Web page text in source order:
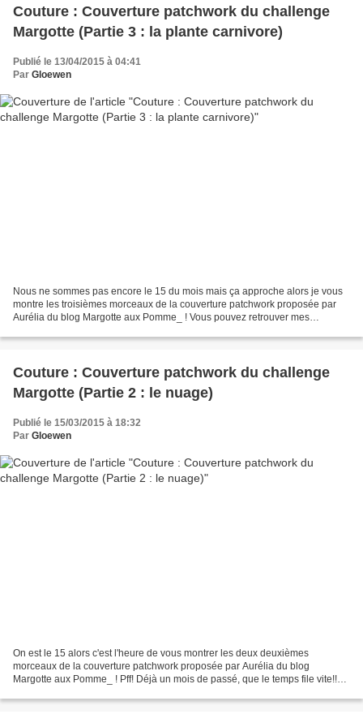
Couture : Couverture patchwork du challenge
Margotte (Partie 3 : la plante carnivore)
Publié le 13/04/2015 à 04:41
Par Gloewen
Nous ne sommes pas encore le 15 du mois mais ça approche alors je vous
montre les troisièmes morceaux de la couverture patchwork proposée par
Aurélia du blog Margotte aux Pomme_ ! Vous pouvez retrouver mes
Couture : Couverture patchwork du challenge
Margotte (Partie 2 : le nuage)
Publié le 15/03/2015 à 18:32
Par Gloewen
On est le 15 alors c'est l'heure de vous montrer les deux deuxièmes
morceaux de la couverture patchwork proposée par Aurélia du blog
Margotte aux Pomme_ ! Pff! Déjà un mois de passé, que le temps file vite!!